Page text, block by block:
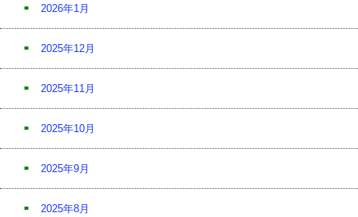
2026年1月
2025年12月
2025年11月
2025年10月
2025年9月
2025年8月